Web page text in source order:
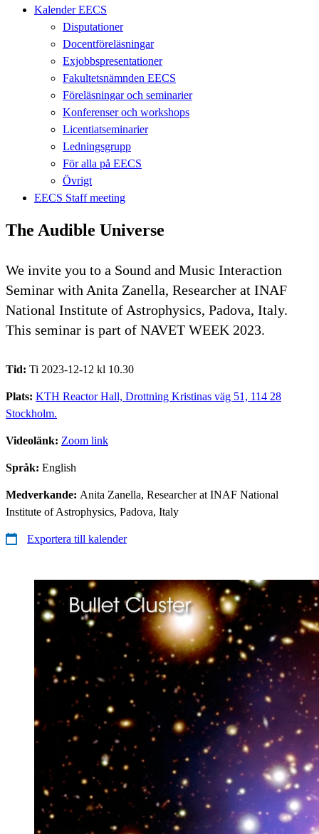
Kalender EECS
Disputationer
Docentföreläsningar
Exjobbspresentationer
Fakultetsnämnden EECS
Föreläsningar och seminarier
Konferenser och workshops
Licentiatseminarier
Ledningsgrupp
För alla på EECS
Övrigt
EECS Staff meeting
The Audible Universe
We invite you to a Sound and Music Interaction
Seminar with Anita Zanella, Researcher at INAF
National Institute of Astrophysics, Padova, Italy.
This seminar is part of NAVET WEEK 2023.
Tid: Ti 2023-12-12 kl 10.30
Plats: KTH Reactor Hall, Drottning Kristinas väg 51, 114 28
Stockholm.
Videolänk: Zoom link
Språk: English
Medverkande: Anita Zanella, Researcher at INAF National
Institute of Astrophysics, Padova, Italy
Exportera till kalender